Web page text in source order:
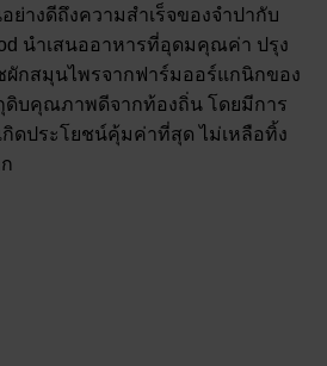
ย่างดีถึงความสำเร็จของจำปากับ
นำเสนออาหารที่อุดมคุณค่า ปรุง
กสมุนไพรจากฟาร์มออร์แกนิกของ
ดิบคุณภาพดีจากท้องถิ่น โดยมีการ
ดประโยชน์คุ้มค่าที่สุด ไม่เหลือทิ้ง